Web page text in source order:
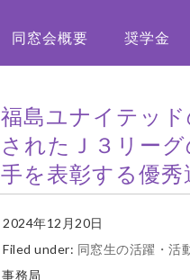
同窓会概要 奨学金
福島ユナイテッ
されたＪ３リー
手を表彰する優
2024年12月20日
Filed under: 同窓生の活躍・活
事務局